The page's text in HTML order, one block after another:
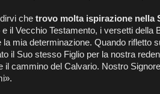
che trovo molta ispirazione nella
e il Vecchio Testamento, i versetti della
la mia determinazione. Quando rifletto
il Suo stesso Figlio per la nostra
il cammino del Calvario. Nostro